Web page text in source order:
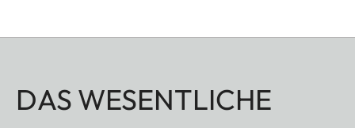
DAS WESENTLICHE